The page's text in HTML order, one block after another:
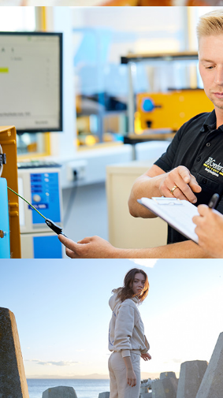
Labortechnik -  C Gerhardt
Kapstadt - Leguano